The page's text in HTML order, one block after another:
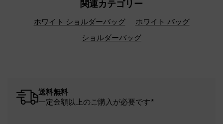
関連カテゴリー
ホワイト ショルダーバッグ
ホワイト バッグ
ショルダーバッグ
送料無料
一定金額以上のご購入が必要です*